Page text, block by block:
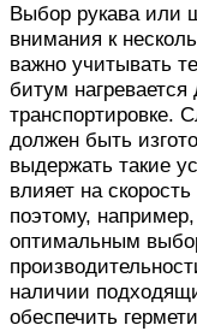
Выбор рукава или
внимания к
важно учитывать
битум
транспортировке.
должен быть
выдержать такие
влияет на
поэтому,
оптимальным
наличии
обеспечить